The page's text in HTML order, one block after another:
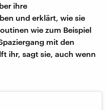
ihre
und erklärt, wie sie
wie zum Beispiel
mit den
ihr, sagt sie, auch wenn